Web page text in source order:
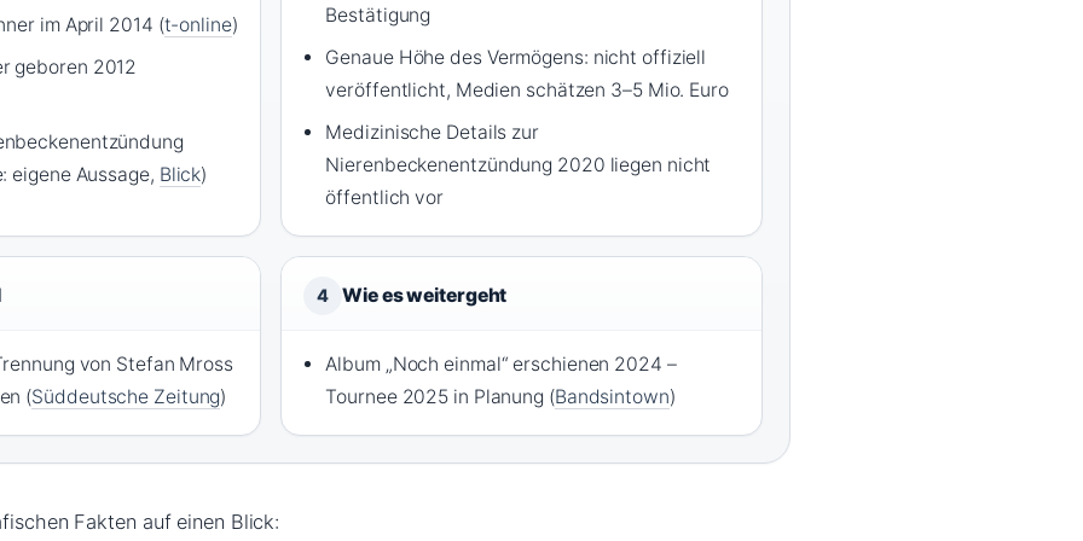
im April 2014 (t-online)
geboren 2012
eigene Aussage, Blick)
Bestätigung
Genaue Höhe des Vermögens: nicht offiziell
veröffentlicht, Medien schätzen 3–5 Mio. Euro
Medizinische Details zur
Nierenbeckenentzündung 2020 liegen nicht
öffentlich vor
von Stefan Mross
(Süddeutsche Zeitung)
4 Wie es weitergeht
Album „Noch einmal“ erschienen 2024 –
Tournee 2025 in Planung (Bandsintown)
Fakten auf einen Blick: